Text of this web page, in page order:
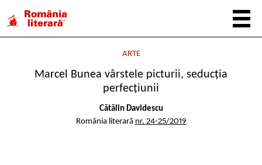
ARTE
Marcel Bunea vârstele picturii, seducția
perfecțiunii
Cătălin Davidescu
România literară nr. 24-25/2019